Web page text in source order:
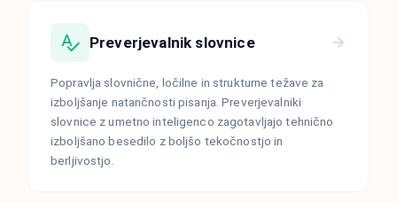
Preverjevalnik slovnice
Popravlja slovnične, ločilne in strukturne težave za
izboljšanje natančnosti pisanja. Preverjevalniki
slovnice z umetno inteligenco zagotavljajo tehnično
izboljšano besedilo z boljšo tekočnostjo in
berljivostjo.